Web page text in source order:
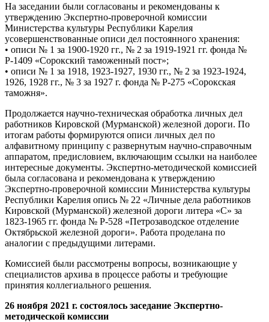
На заседании были согласованы и рекомендованы к
утверждению Экспертно-проверочной комиссии
Министерства культуры Республики Карелия
усовершенствованные описи дел постоянного хранения:
• описи № 1 за 1900-1920 гг., № 2 за 1919-1921 гг. фонда №
Р-1409 «Сорокский таможенный пост»;
• описи № 1 за 1918, 1923-1927, 1930 гг., № 2 за 1923-1924,
1926, 1928 гг., № 3 за 1927 г. фонда № Р-275 «Сорокская
таможня».
Продолжается научно-техническая обработка личных дел
работников Кировской (Мурманской) железной дороги. По
итогам работы формируются описи личных дел по
алфавитному принципу с развернутым научно-справочным
аппаратом, предисловием, включающим ссылки на наиболее
интересные документы. Экспертно-методической комиссией
была согласована и рекомендована к утверждению
Экспертно-проверочной комиссии Министерства культуры
Республики Карелия опись № 22 «Личные дела работников
Кировской (Мурманской) железной дороги литера «С» за
1823-1965 гг. фонда № Р-528 «Петрозаводское отделение
Октябрьской железной дороги». Работа проделана по
аналогии с предыдущими литерами.
Комиссией были рассмотрены вопросы, возникающие у
специалистов архива в процессе работы и требующие
принятия коллегиального решения.
26 ноября 2021 г. состоялось заседание Экспертно-
методической комиссии